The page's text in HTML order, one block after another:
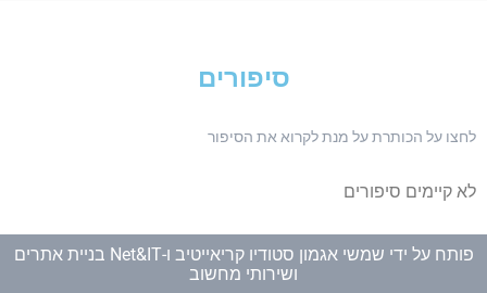
סיפורים
על הכותרת על מנת לקרוא את הסיפור
סיפורים
על ידישמשי אגמון סטודיו קריאייטיבו-
Net&IT בניית אתרים
ושירותי מחשוב